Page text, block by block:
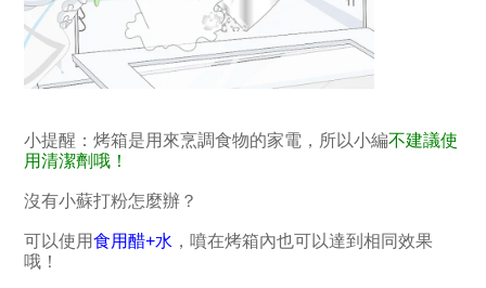
小提醒：烤箱是用來烹調食物的家電，所以小編不建議使
用清潔劑哦！
沒有小蘇打粉怎麼辦？
可以使用食用醋+水 ，噴在烤箱內也可以達到相同效果
哦！